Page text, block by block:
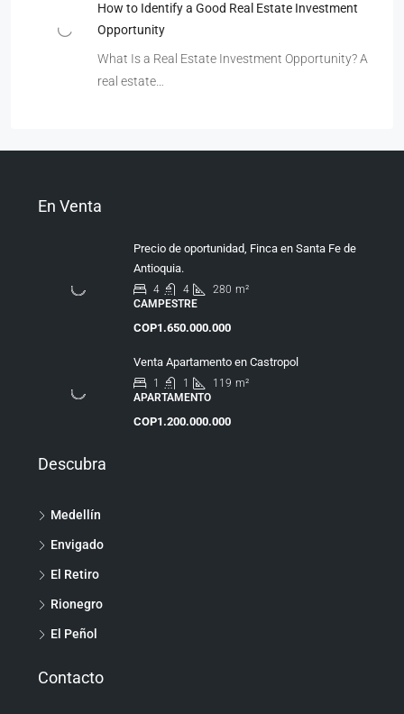
How to Identify a Good Real Estate Investment
Opportunity
What Is a Real Estate Investment Opportunity? A
real estate…
En Venta
Precio de oportunidad, Finca en Santa Fe de
Antioquia.
4 4 280 m²
CAMPESTRE
COP1.650.000.000
Venta Apartamento en Castropol
1 1 119 m²
APARTAMENTO
COP1.200.000.000
Descubra
Medellín
Envigado
El Retiro
Rionegro
El Peñol
Contacto